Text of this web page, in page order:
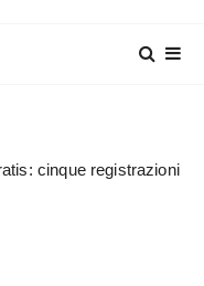
cinque registrazioni